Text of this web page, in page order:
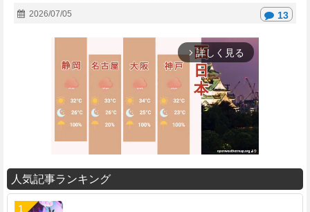
2026/07/05 13
arrow_forward_ios 詳しく見る
M
人気記事ランキング